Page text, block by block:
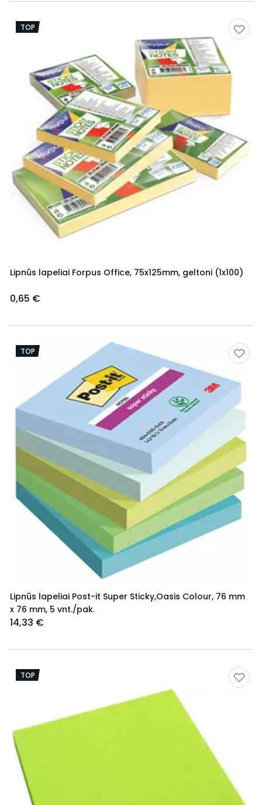
TOP
Lipnūs lapeliai Forpus Office, 75x125mm, geltoni (1x100)
0,65 €
TOP
Lipnūs lapeliai Post-it Super Sticky,Oasis Colour, 76 mm
x 76 mm, 5 vnt./pak.
14,33 €
TOP